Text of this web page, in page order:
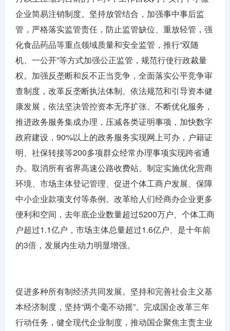
企业简易注销制度。坚持放管结合，加强事中事后监
管，严格落实监管责任，防止监管缺位、重放轻管，强
化食品药品等重点领域质量和安全监管，推行“双随
机、一公开”等方式加强公正监管，规范行使行政裁量
权。加强反垄断和反不正当竞争，全面落实公平竞争审
查制度，改革反垄断执法体制。依法规范和引导资本健
康发展，依法坚决管控资本无序扩张。不断优化服务，
推进政务服务集成办理，压减各类证明事项，加快数字
政府建设，90%以上的政务服务实现网上可办，户籍证
明、社保转接等200多项群众经常办理事项实现跨省通
办。取消所有省界高速公路收费站。制定实施优化营商
环境、市场主体登记管理、促进个体工商户发展、保障
中小企业款项支付等条例。改革给人们经商办企业更多
便利和空间，去年底企业数量超过5200万户、个体工商
户超过1.1亿户，市场主体总量超过1.6亿户、是十年前
的3倍，发展内生动力明显增强。
促进多种所有制经济共同发展。坚持和完善社会主义基
本经济制度，坚持“两个毫不动摇”。完成国企改革三年
行动任务，健全现代企业制度，推动国企聚焦主责主业